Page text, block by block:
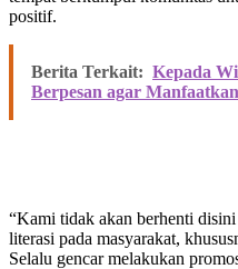
positif.
Berita Terkait: Kepada
Berpesan agar
“Kami tidak akan berhenti
literasi pada masyarakat,
Selalu gencar melakukan